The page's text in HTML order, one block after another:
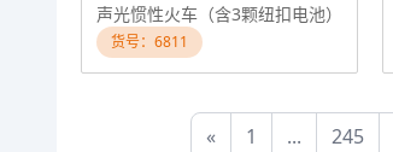
声光惯性火车（含3颗纽扣电池）
货号：6811
« 1 ... 245